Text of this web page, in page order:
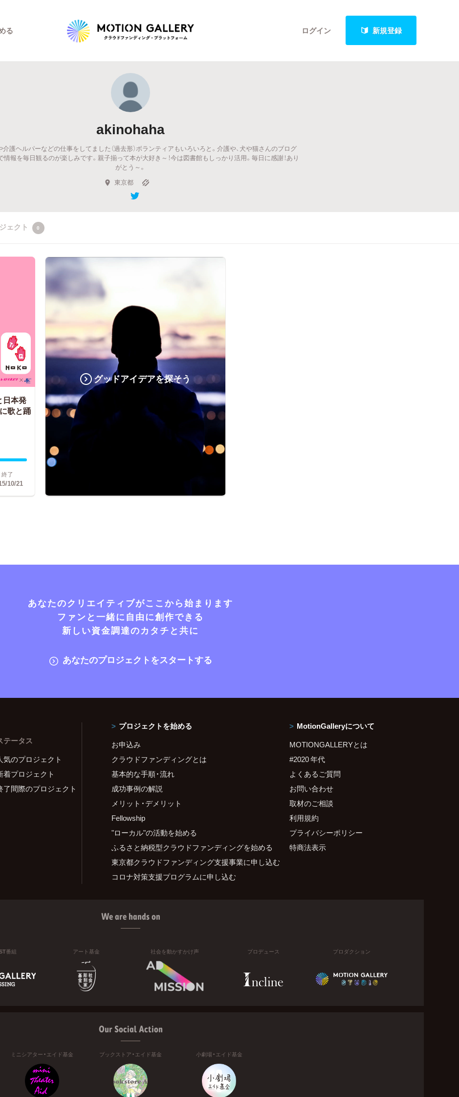
ログイン 新規登録
Highlight
新着プロジェクト
Feature
す タグから探す キュレーターから探す 特集から探す 最新進捗報告から探す
Legendary
る
akinohaha
護ヘルパーなどの仕事をしてました（過去形）ボランティアもいろいろと。介護や、犬や猫さんのブログ
情報を毎日観るのが楽しみです。親子揃って本が大好き～！今は図書館もしっかり活用。毎日に感謝！あり
がとう～。
東京都
ェクト 0
日本発
歌と踊
終了
10/21
グッドアイデアを探そう
あなたのクリエイティブがここから始まります
ファンと一緒に自由に創作できる
新しい資金調達のカタチと共に
あなたのプロジェクトをスタートする
テータス
気のプロジェクト
着プロジェクト
了間際のプロジェクト
プロジェクトを始める
お申込み
クラウドファンディングとは
基本的な手順・流れ
成功事例の解説
メリット・デメリット
Fellowship
"ローカル"の活動を始める
ふるさと納税型クラウドファンディングを始める
東京都クラウドファンディング支援事業に申し込む
コロナ対策支援プログラムに申し込む
MotionGalleryについて
MOTIONGALLERYとは
#2020 年代
よくあるご質問
お問い合わせ
取材のご相談
利用規約
プライバシーポリシー
特商法表示
We are hands on
番組 アート基金 社会を動かすかけ声 プロデュース プロダクション
Our Social Action
ミニシアター・エイド基金 ブックストア・エイド基金 小劇場・エイド基金